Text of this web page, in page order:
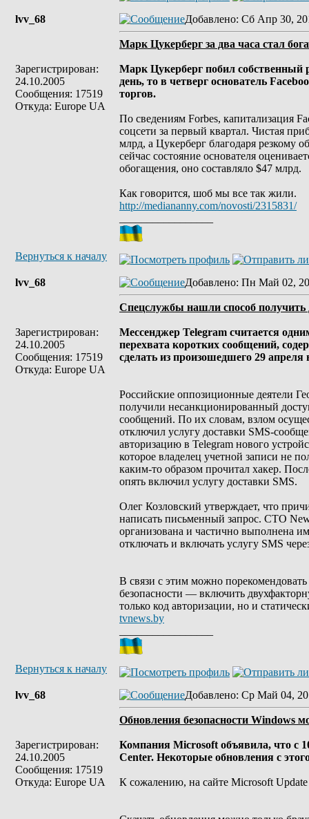
lvv_68
Зарегистрирован:
24.10.2005
Сообщения: 17519
Откуда: Europe UA
Добавлено: Сб Апр 30,
Марк Цукерберг за два часа стал
Марк Цукерберг побил собственный
день, то в четверг основатель
торгов.
По сведениям Forbes, капитализация
соцсети за первый квартал. Чистая
млрд, а Цукерберг благодаря резкому
сейчас состояние основателя
обогащения, оно составляло $47 млрд.
Как говорится, шоб мы все так жили.
http://mediananny.com/novosti/2315831/
Вернуться к началу
lvv_68
Зарегистрирован:
24.10.2005
Сообщения: 17519
Откуда: Europe UA
Добавлено: Пн Май 02,
Спецслужбы нашли способ получить
Мессенджер Telegram считается
перехвата коротких сообщений,
сделать из произошедшего 29
Российские оппозиционные деятели
получили несанкционированный
сообщений. По их словам, взлом
отключил услугу доставки SMS-
авторизацию в Telegram нового
которое владелец учетной записи не
каким-то образом прочитал хакер.
опять включил услугу доставки SMS.
Олег Козловский утверждает, что
написать письменный запрос. CTO
организована и частично выполнена
отключать и включать услугу SMS
В связи с этим можно
безопасности — включить
только код авторизации, но и
tvnews.by
Вернуться к началу
lvv_68
Зарегистрирован:
24.10.2005
Сообщения: 17519
Откуда: Europe UA
Добавлено: Ср Май 04,
Обновления безопасности Windows
Компания Microsoft объявила, что с
Center. Некоторые обновления с
К сожалению, на сайте Microsoft